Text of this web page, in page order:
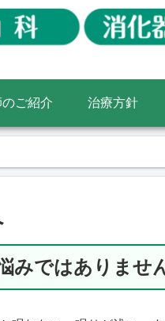
のご紹介 治療方針
みではありませ